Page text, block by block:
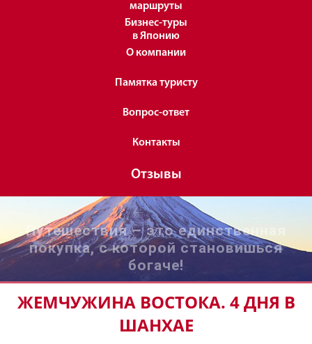
маршруты
Бизнес-туры
в Японию
О компании
Памятка туристу
Вопрос-ответ
Контакты
Отзывы
Путешествия – это единственная
покупка, с которой становишься
богаче!
ЖЕМЧУЖИНА ВОСТОКА. 4 ДНЯ В
ШАНХАЕ